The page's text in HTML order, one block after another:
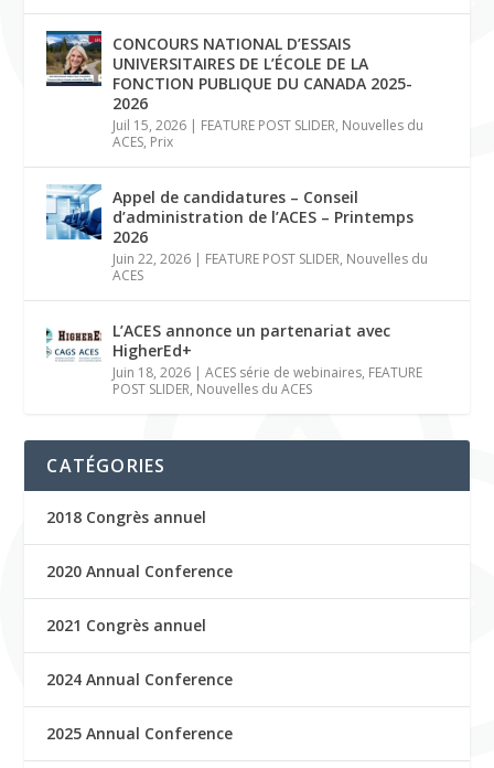
CONCOURS NATIONAL D’ESSAIS
UNIVERSITAIRES DE L’ÉCOLE DE LA
FONCTION PUBLIQUE DU CANADA 2025-
2026
Juil 15, 2026 | FEATURE POST SLIDER, Nouvelles du
ACES, Prix
Appel de candidatures – Conseil
d’administration de l’ACES – Printemps
2026
Juin 22, 2026 | FEATURE POST SLIDER, Nouvelles du
ACES
L’ACES annonce un partenariat avec
HigherEd+
Juin 18, 2026 |ACES série de webinaires, FEATURE
POST SLIDER, Nouvelles du ACES
CATÉGORIES
2018 Congrès annuel
2020 Annual Conference
2021 Congrès annuel
2024 Annual Conference
2025 Annual Conference